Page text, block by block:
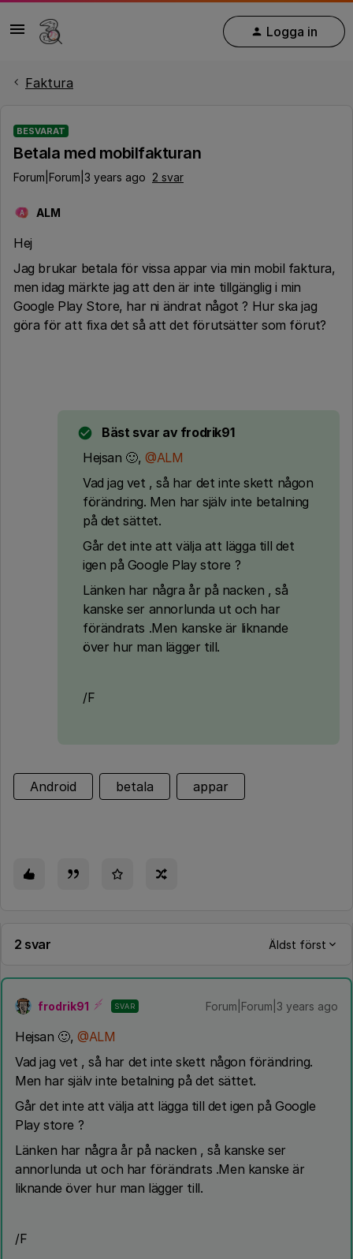
Logga in
Faktura
BESVARAT
Betala med mobilfakturan
Forum|Forum|3 years ago 2 svar
A ALM
Hej
Jag brukar betala för vissa appar via min mobil faktura,
men idag märkte jag att den är inte tillgänglig i min
Google Play Store, har ni ändrat något ? Hur ska jag
göra för att fixa det så att det förutsätter som förut?
Bäst svar av frodrik91
Hejsan 🙂, @ALM
Vad jag vet , så har det inte skett någon
förändring. Men har själv inte betalning
på det sättet.
Går det inte att välja att lägga till det
igen på Google Play store ?
Länken har några år på nacken , så
kanske ser annorlunda ut och har
förändrats .Men kanske är liknande
över hur man lägger till.
/F
Android betala appar
2 svar Äldst först
frodrik91 SVAR Forum|Forum|3 years ago
Hejsan 🙂, @ALM
Vad jag vet , så har det inte skett någon förändring.
Men har själv inte betalning på det sättet.
Går det inte att välja att lägga till det igen på Google
Play store ?
Länken har några år på nacken , så kanske ser
annorlunda ut och har förändrats .Men kanske är
liknande över hur man lägger till.
/F